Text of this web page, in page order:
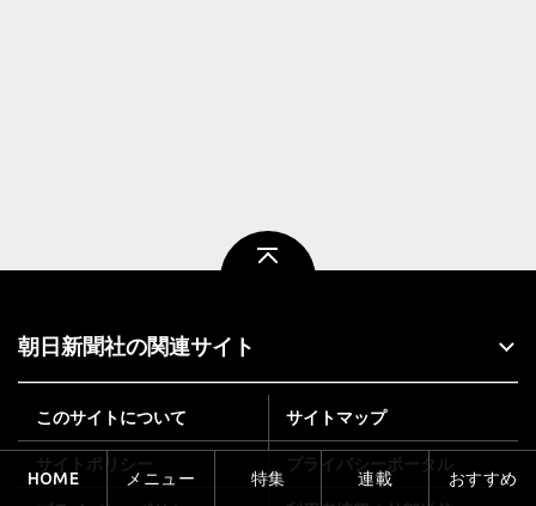
朝日新聞社の関連サイト
このサイトについて サイトマップ
サイトポリシー プライバシーポータル
HOME メニュー 特集 連載 おすすめ